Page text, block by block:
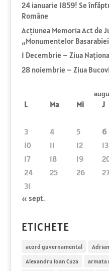
24 ianuarie 1859! Se
Române
Acțiunea Memoria Act de
„Monumentelor
1 Decembrie – Ziua
28 noiembrie – Ziua
L Ma Mi J
3
4 5 6
10
11 12 13
17
18 19
24
25 26
31
« sept.
ETICHETE
acord guvernamental
Alexandru Ioan Cuza
armata